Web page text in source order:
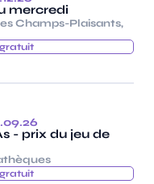
mercredi
Champs-Plaisants,
gratuit
- prix du jeu de
gratuit